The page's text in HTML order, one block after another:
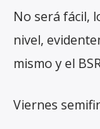
No será fácil,
nivel,
mismo y el
Viernes